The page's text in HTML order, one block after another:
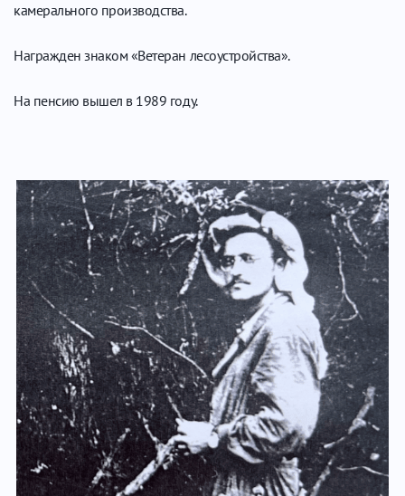
камерального производства.
Награжден знаком «Ветеран лесоустройства».
На пенсию вышел в 1989 году.